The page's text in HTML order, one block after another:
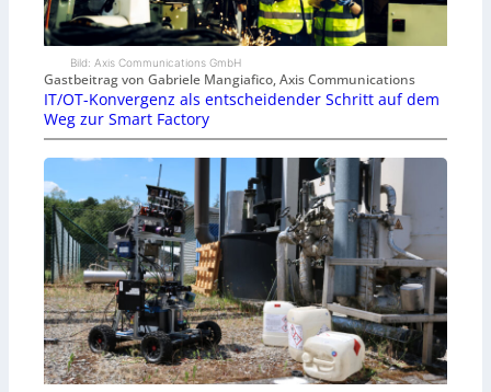
Bild: Axis Communications GmbH
Gastbeitrag von Gabriele Mangiafico, Axis Communications
IT/OT-Konvergenz als entscheidender Schritt auf dem
Weg zur Smart Factory